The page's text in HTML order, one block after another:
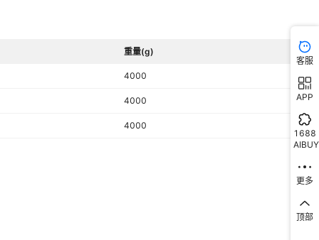
重量(g)
4000
4000
4000
客服
APP
1688
AIBUY
更多
顶部